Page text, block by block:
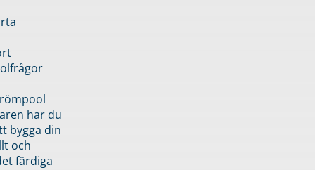
har du
bygga din
och
färdiga